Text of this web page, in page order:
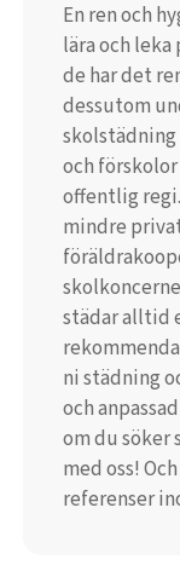
En ren och
lära och
de har det
dessutom
och
offentlig
mindre
städar alltid
ni städning
och
om du söker
med oss!
referenser